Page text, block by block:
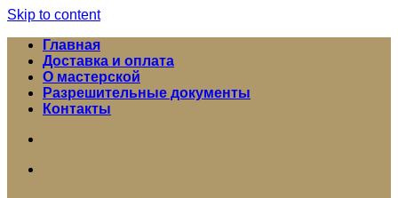
Skip to content
Главная
Доставка и оплата
О мастерской
Разрешительные документы
Контакты